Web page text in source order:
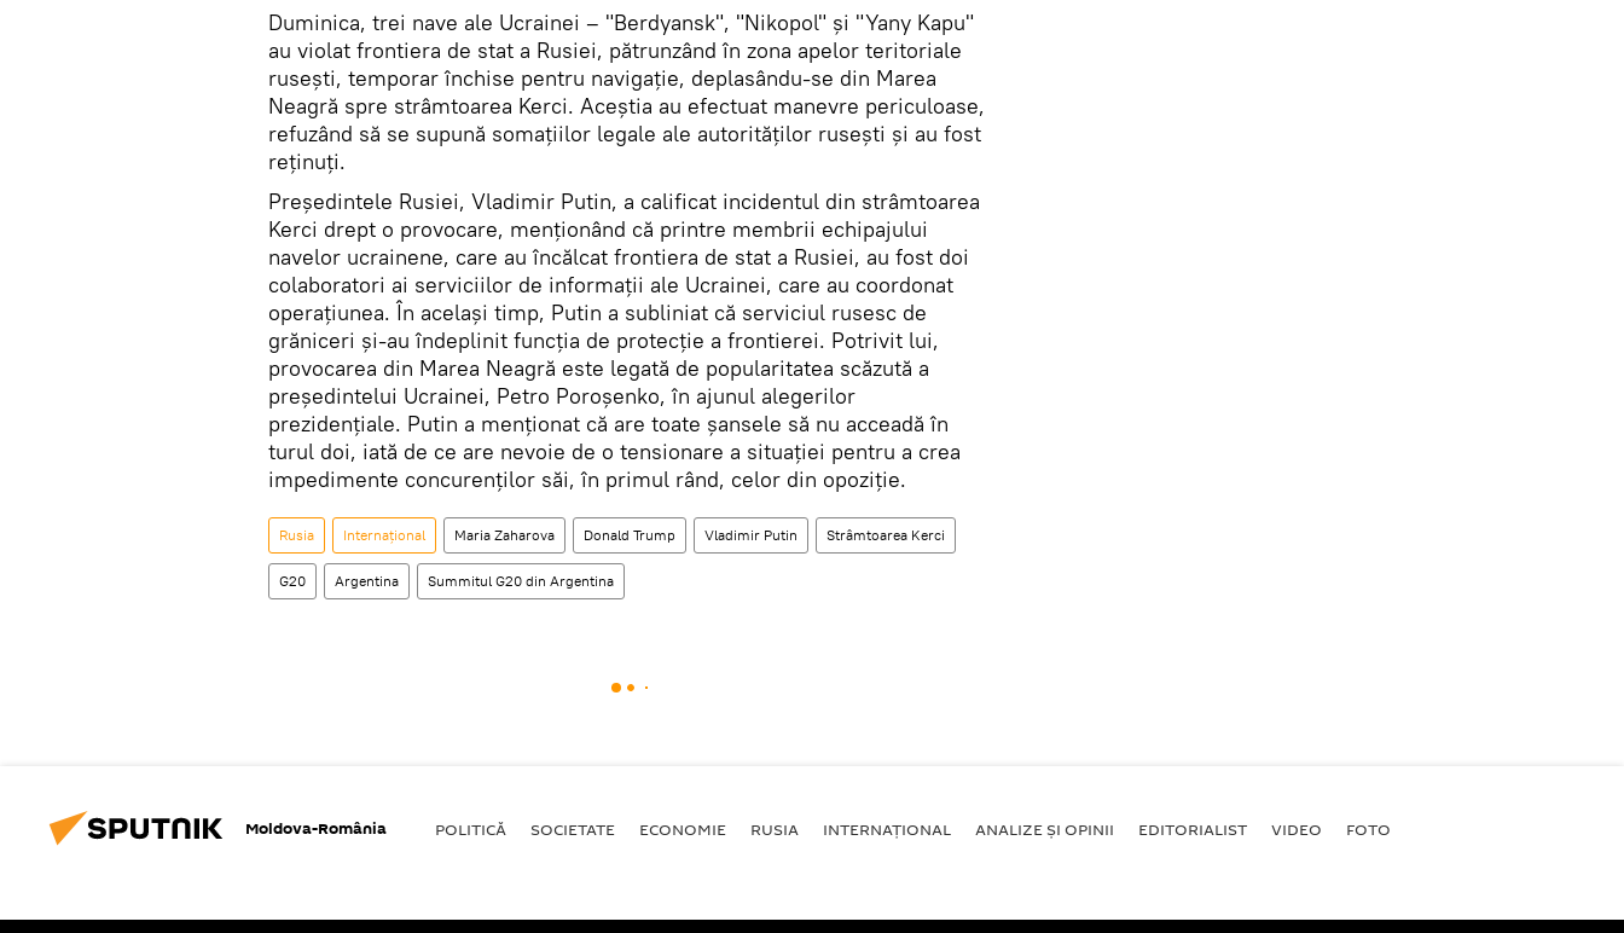
Duminica, trei nave ale Ucrainei – "Berdyansk", "Nikopol" și "Yany Kapu"
au violat frontiera de stat a Rusiei, pătrunzând în zona apelor teritoriale
rusești, temporar închise pentru navigație, deplasându-se din Marea
Neagră spre strâmtoarea Kerci. Aceștia au efectuat manevre periculoase,
refuzând să se supună somațiilor legale ale autorităților rusești și au fost
reținuți.
Președintele Rusiei, Vladimir Putin, a calificat incidentul din strâmtoarea
Kerci drept o provocare, menționând că printre membrii echipajului
navelor ucrainene, care au încălcat frontiera de stat a Rusiei, au fost doi
colaboratori ai serviciilor de informații ale Ucrainei, care au coordonat
operațiunea. În același timp, Putin a subliniat că serviciul rusesc de
grăniceri și-au îndeplinit funcția de protecție a frontierei. Potrivit lui,
provocarea din Marea Neagră este legată de popularitatea scăzută a
președintelui Ucrainei, Petro Poroșenko, în ajunul alegerilor
prezidențiale. Putin a menționat că are toate șansele să nu acceadă în
turul doi, iată de ce are nevoie de o tensionare a situației pentru a crea
impedimente concurenților săi, în primul rând, celor din opoziție.
Rusia Internaţional Maria Zaharova Donald Trump Vladimir Putin Strâmtoarea Kerci
G20 Argentina Summitul G20 din Argentina
Moldova-România POLITICĂ SOCIETATE ECONOMIE RUSIA INTERNAŢIONAL ANALIZE ȘI OPINII EDITORIALIST VIDEO FOTO